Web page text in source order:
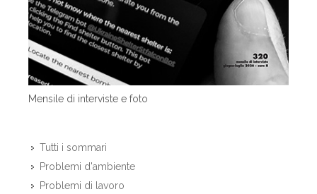
Mensile di interviste e foto
Tutti i sommari
Problemi d'ambiente
Problemi di lavoro